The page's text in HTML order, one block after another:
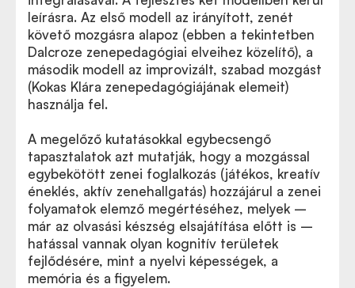
leírásra. Az első modell az irányított, zenét
követő mozgásra alapoz (ebben a tekintetben
Dalcroze zenepedagógiai elveihez közelítő), a
második modell az improvizált, szabad mozgást
(Kokas Klára zenepedagógiájának elemeit)
használja fel.
A megelőző kutatásokkal egybecsengő
tapasztalatok azt mutatják, hogy a mozgással
egybekötött zenei foglalkozás (játékos, kreatív
éneklés, aktív zenehallgatás) hozzájárul a zenei
folyamatok elemző megértéséhez, melyek –
már az olvasási készség elsajátítása előtt is –
hatással vannak olyan kognitív területek
fejlődésére, mint a nyelvi képességek, a
memória és a figyelem.